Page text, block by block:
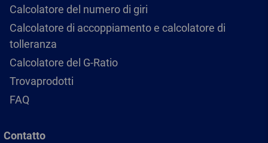
Calcolatore del numero di giri
Calcolatore di accoppiamento e calcolatore di
tolleranza
Calcolatore del G-Ratio
Trovaprodotti
FAQ
Contatto